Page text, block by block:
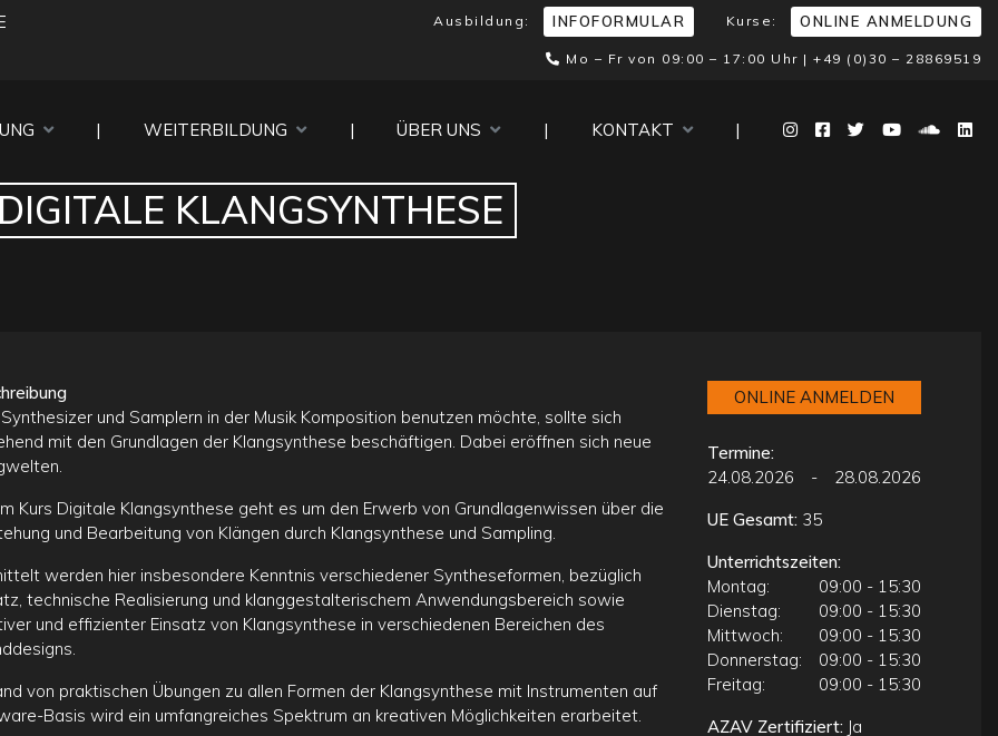
Ausbildung: INFOFORMULAR Kurse: ONLINE ANMELDUNG
Mo – Fr von 09:00 – 17:00 Uhr | +49 (0)30 – 28869519
| WEITERBILDUNG | ÜBER UNS | KONTAKT |
KLANGSYNTHESE
und Samplern in der Musik Komposition benutzen möchte, sollte sich
mit den Grundlagen der Klangsynthese beschäftigen. Dabei eröffnen sich neue
Kurs Digitale Klangsynthese geht es um den Erwerb von Grundlagenwissen über die
und Bearbeitung von Klängen durch Klangsynthese und Sampling.
werden hier insbesondere Kenntnis verschiedener Syntheseformen, bezüglich
technische Realisierung und klanggestalterischem Anwendungsbereich sowie
und effizienter Einsatz von Klangsynthese in verschiedenen Bereichen des
von praktischen Übungen zu allen Formen der Klangsynthese mit Instrumenten auf
Basis wird ein umfangreiches Spektrum an kreativen Möglichkeiten erarbeitet.
ONLINE ANMELDEN
Termine:
24.08.2026
-
28.08.2026
UE Gesamt: 35
Unterrichtszeiten:
Montag:
09:00 - 15:30
Dienstag:
09:00 - 15:30
Mittwoch:
09:00 - 15:30
Donnerstag:
09:00 - 15:30
Freitag:
09:00 - 15:30
AZAV Zertifiziert: Ja